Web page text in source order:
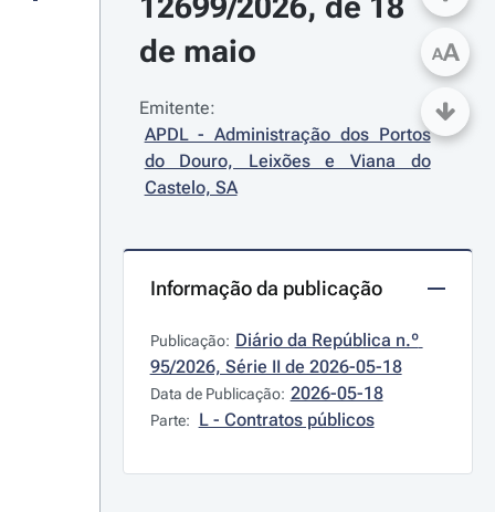
de maio
Emitente:
APDL - Administração dos Portos
do Douro, Leixões e Viana do
Castelo, SA
Informação da publicação
Publicação: Diário da República n.º
95/2026, Série II de 2026-05-18
Data de Publicação: 2026-05-18
Parte: L - Contratos públicos
AA